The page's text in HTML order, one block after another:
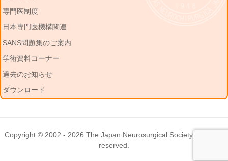
専門医制度
日本専門医機構関連
SANS問題集のご案内
学術資料コーナー
過去のお知らせ
ダウンロード
Copyright © 2002 - 2026 The Japan Neurosurgical Society. All rights
reserved.